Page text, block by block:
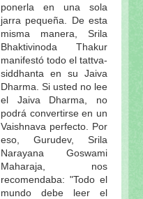
ponerla en una sola
jarra pequeña. De esta
misma manera, Srila
Bhaktivinoda Thakur
manifestó todo el tattva-
siddhanta en su Jaiva
Dharma. Si usted no lee
el Jaiva Dharma, no
podrá convertirse en un
Vaishnava perfecto. Por
eso, Gurudev, Srila
Narayana Goswami
Maharaja, nos
recomendaba: "Todo el
mundo debe leer el